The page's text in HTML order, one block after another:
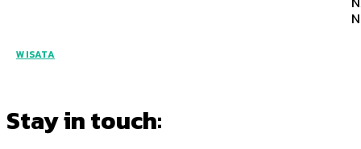
WISATA
Stay in touch: